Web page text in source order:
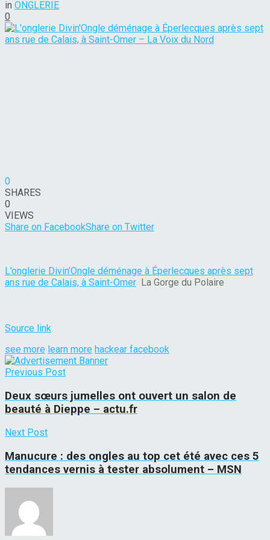
in ONGLERIE
0
0
SHARES
0
VIEWS
Share on FacebookShare on Twitter
L’onglerie Divin’Ongle déménage à Éperlecques après sept
ans rue de Calais, à Saint-Omer La Gorge du Polaire
Source link
see more learn more hackear facebook
Previous Post
Deux sœurs jumelles ont ouvert un salon de
beauté à Dieppe – actu.fr
Next Post
Manucure : des ongles au top cet été avec ces 5
tendances vernis à tester absolument – MSN